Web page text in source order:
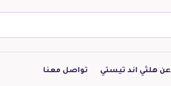
عن هلثي اند تيستي تواصل معنا